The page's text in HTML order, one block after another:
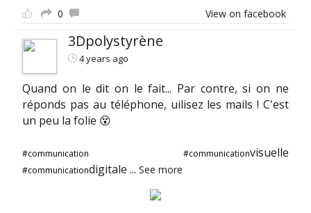
0 View on facebook
3Dpolystyrène
4 years ago
Quand on le dit on le fait... Par contre, si on ne
réponds pas au téléphone, uilisez les mails ! C'est
un peu la folie 😵
#communication #communicationvisuelle
#communicationdigitale...See more